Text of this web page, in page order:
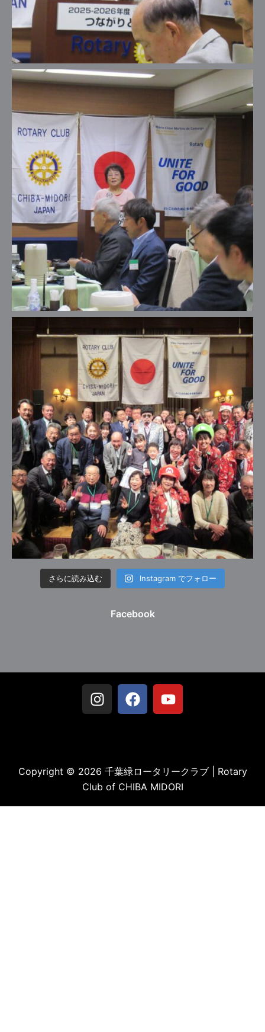
さらに読み込む Instagram でフォロー
Facebook
Copyright © 2026 千葉緑ロータリークラブ | Rotary
Club of CHIBA MIDORI